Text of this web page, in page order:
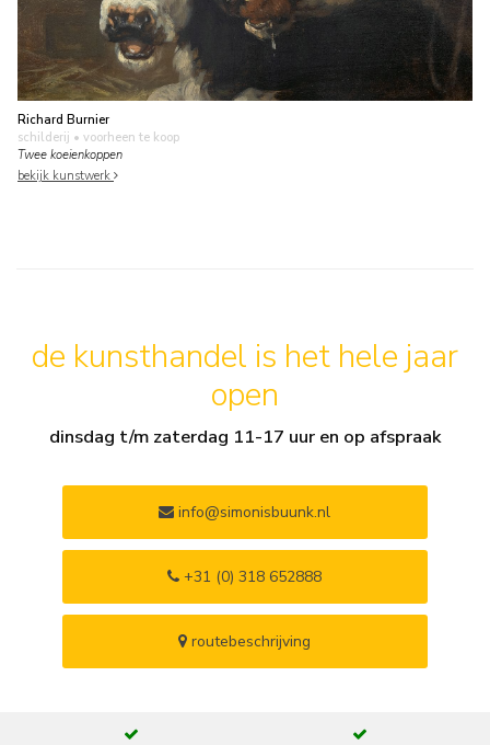
Richard Burnier
schilderij • voorheen te koop
Twee koeienkoppen
bekijk kunstwerk
de kunsthandel is het hele jaar
open
dinsdag t/m zaterdag 11-17 uur en op afspraak
info@simonisbuunk.nl
+31 (0) 318 652888
routebeschrijving